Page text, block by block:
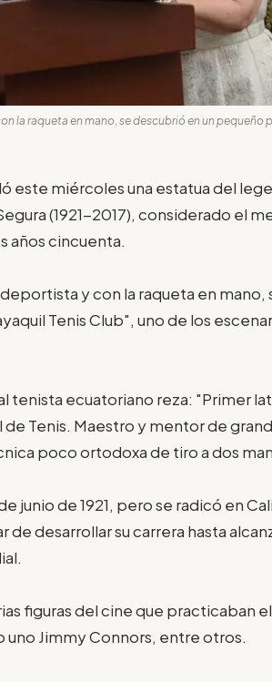
la raqueta en mano, se descubrió en un pequeño
este miércoles una estatua del
(1921-2017), considerado el
años cincuenta.
y con la raqueta en mano,
Tenis Club", uno de los
tenista ecuatoriano reza: "Primer
de Tenis. Maestro y mentor de
poco ortodoxa de tiro a dos
junio de 1921, pero se radicó en
de desarrollar su carrera hasta
figuras del cine que practicaban
Jimmy Connors, entre otros.